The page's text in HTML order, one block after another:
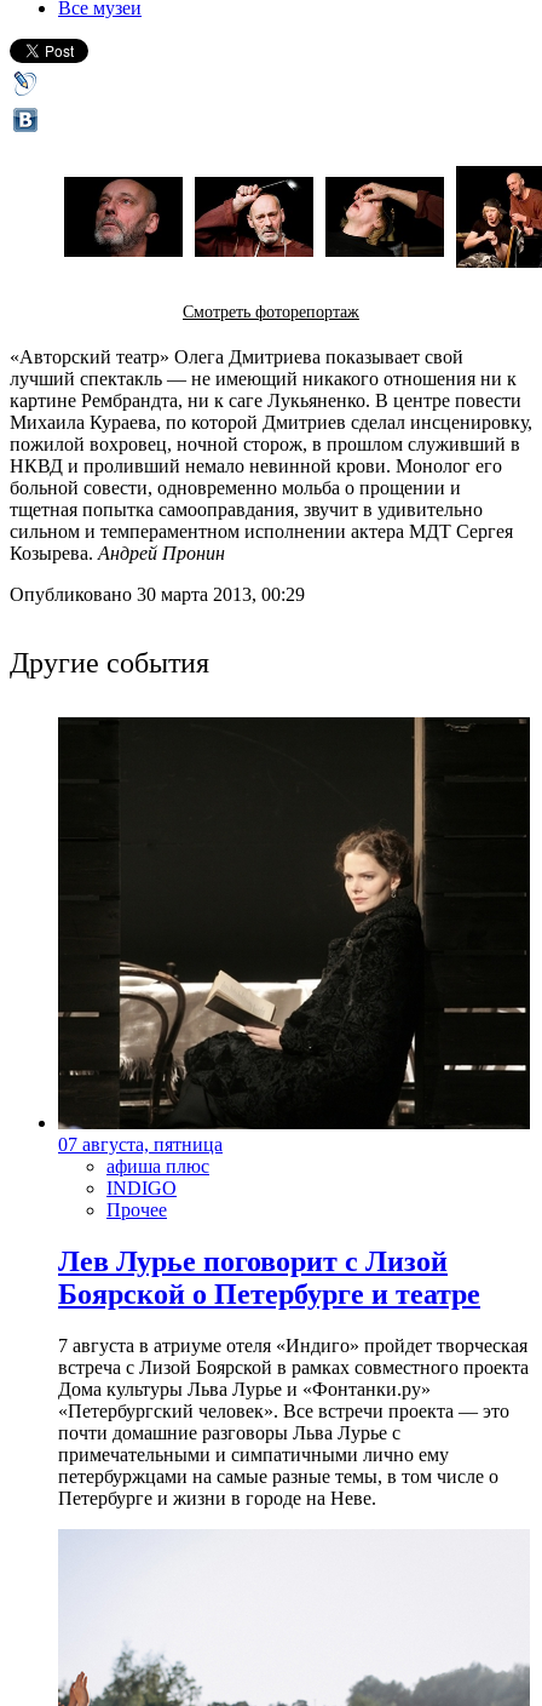
Все музеи
Смотреть фоторепортаж
«Авторский театр» Олега Дмитриева показывает свой
лучший спектакль — не имеющий никакого отношения ни к
картине Рембрандта, ни к саге Лукьяненко. В центре повести
Михаила Кураева, по которой Дмитриев сделал инсценировку,
пожилой вохровец, ночной сторож, в прошлом служивший в
НКВД и проливший немало невинной крови. Монолог его
больной совести, одновременно мольба о прощении и
тщетная попытка самооправдания, звучит в удивительно
сильном и темпераментном исполнении актера МДТ Сергея
Козырева. Андрей Пронин
Опубликовано 30 марта 2013, 00:29
Другие события
07 августа, пятница
афиша плюс
INDIGO
Прочее
Лев Лурье поговорит с Лизой
Боярской о Петербурге и театре
7 августа в атриуме отеля «Индиго» пройдет творческая
встреча с Лизой Боярской в рамках совместного проекта
Дома культуры Льва Лурье и «Фонтанки.ру»
«Петербургский человек». Все встречи проекта — это
почти домашние разговоры Льва Лурье с
примечательными и симпатичными лично ему
петербуржцами на самые разные темы, в том числе о
Петербурге и жизни в городе на Неве.